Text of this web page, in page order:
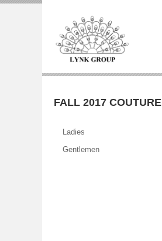
FALL 2017 COUTURE
Ladies
Gentlemen